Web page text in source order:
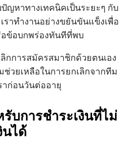
ญหาทางเทคนิคเป็นระยะๆ กับ
ราทำงานอย่างขยันขันแข็งเพื่อ
ข้อบกพร่องทันทีที่พบ
กการสมัครสมาชิกด้วยตนเอง
วยเหลือในการยกเลิกจากทีม
าก่อนวันต่ออายุ
บการชำระเงินที่ไม่
นได้